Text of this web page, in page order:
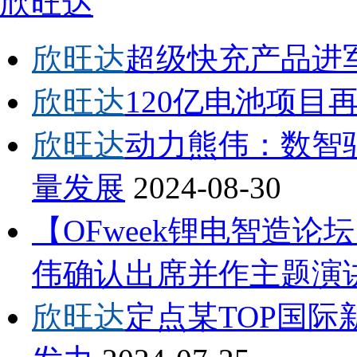
欣旺达超级快充产品进
欣旺达120亿电池项目
欣旺达动力熊伟：数智
量发展 2024-08-30
【OFweek锂电智造论
伟确认出席并作主题演
欣旺达定点某TOP国际